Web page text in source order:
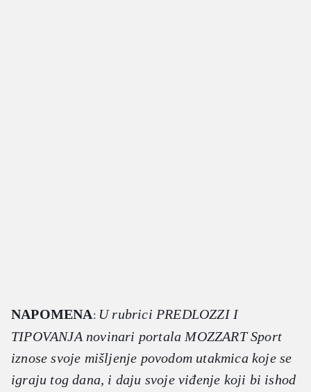
NAPOMENA: U rubrici PREDLOZZI I
TIPOVANJA novinari portala MOZZART Sport
iznose svoje mišljenje povodom utakmica koje se
igraju tog dana, i daju svoje viđenje koji bi ishod